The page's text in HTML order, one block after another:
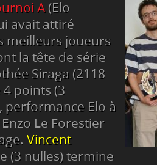
A (Elo
avait attiré
meilleurs joueurs
la tête de série
Siraga (2118
4 points (3
performance Elo à
Le Forestier
Vincent
(3 nulles) termine